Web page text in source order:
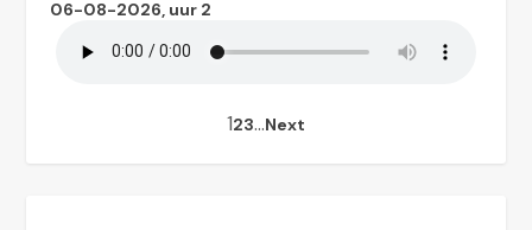
06-08-2026, uur 2
123…Next